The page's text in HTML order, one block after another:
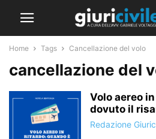
Home Tags Cancellazione del volo
cancellazione del
Volo aereo
dovuto il
Redazione